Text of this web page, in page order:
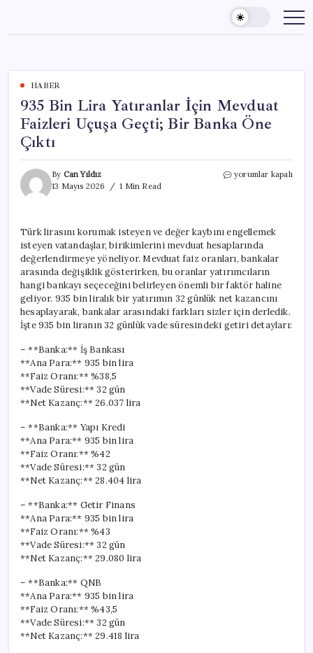
content
HABER
935 Bin Lira Yatıranlar İçin Mevduat
Faizleri Uçuşa Geçti; Bir Banka Öne
Çıktı
By Can Yıldız
13 Mayıs 2026
1 Min Read
935
Mevduat
Faizleri
Uçuşa
Geçti;
Bir
Banka
Öne
Çıktı
için
yorumlar kapalı
Türk lirasını korumak isteyen ve değer kaybını engellemek
isteyen vatandaşlar, birikimlerini mevduat hesaplarında
değerlendirmeye yöneliyor. Mevduat faiz oranları, bankalar
arasında değişiklik gösterirken, bu oranlar yatırımcıların
hangi bankayı seçeceğini belirleyen önemli bir faktör haline
geliyor. 935 bin liralık bir yatırımın 32 günlük net kazancını
hesaplayarak, bankalar arasındaki farkları sizler için derledik.
İşte 935 bin liranın 32 günlük vade süresindeki getiri detayları:
– **Banka:** İş Bankası
**Ana Para:** 935 bin lira
**Faiz Oranı:** %38,5
**Vade Süresi:** 32 gün
**Net Kazanç:** 26.037 lira
– **Banka:** Yapı Kredi
**Ana Para:** 935 bin lira
**Faiz Oranı:** %42
**Vade Süresi:** 32 gün
**Net Kazanç:** 28.404 lira
– **Banka:** Getir Finans
**Ana Para:** 935 bin lira
**Faiz Oranı:** %43
**Vade Süresi:** 32 gün
**Net Kazanç:** 29.080 lira
– **Banka:** QNB
**Ana Para:** 935 bin lira
**Faiz Oranı:** %43,5
**Vade Süresi:** 32 gün
**Net Kazanç:** 29.418 lira